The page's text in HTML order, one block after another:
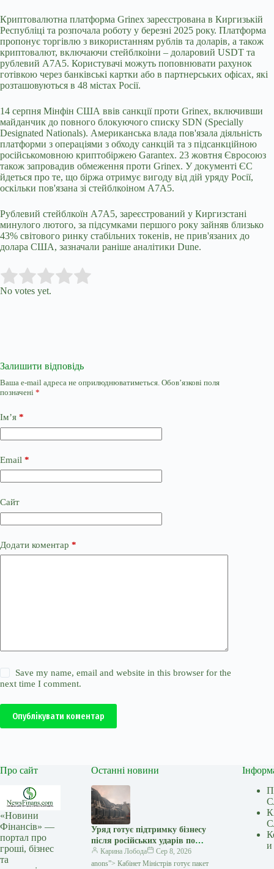
Криптовалютна платформа Grinex зареєстрована в Киргизькій
Республіці та розпочала роботу у березні 2025 року. Платформа
пропонує торгівлю з використанням рублів та доларів, а також
криптовалют, включаючи стейблкоіни – доларовий USDT та
рублевий A7A5. Користувачі можуть поповнювати рахунок
готівкою через банківські картки або в партнерських офісах, які
розташовуються в 48 містах Росії.
14 серпня Мінфін США ввів санкції проти Grinex, включивши
майданчик до повного блокуючого списку SDN (Specially
Designated Nationals). Американська влада пов'язала діяльність
платформи з операціями з обходу санкцій та з підсанкційною
російськомовною криптобіржею Garantex. 23 жовтня Євросоюз
також запровадив обмеження проти Grinex. У документі ЄС
йдеться про те, що біржа отримує вигоду від дій уряду Росії,
оскільки пов'язана зі стейблкоіном A7A5.
Рублевий стейблкоїн A7A5, зареєстрований у Киргизстані
минулого лютого, за підсумками першого року зайняв близько
43% світового ринку стабільних токенів, не прив'язаних до
долара США, зазначали раніше аналітики Dune.
Rate this item:
No votes yet.
Залишити відповідь
Ваша e-mail адреса не оприлюднюватиметься. Обов’язкові поля
позначені *
Ім’я *
Email *
Сайт
Додати коментар *
Save my name, email and website in this browser for the
next time I comment.
Опублікувати коментар
Про сайт
«Новини
Фінансів» —
портал про
гроші, бізнес
та
Останні новини
Уряд готує підтримку бізнесу
після російських ударів по
логістичній інфраструктурі —
Мінфін
Карина Лобода
Сер 8, 2026
anons”> Кабінет Міністрів готує пакет
и